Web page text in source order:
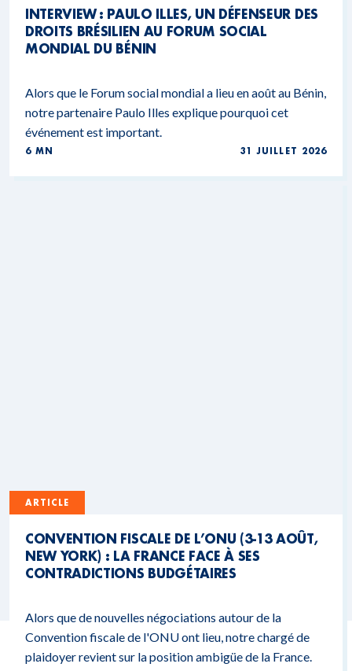
INTERVIEW : PAULO ILLES, UN DÉFENSEUR DES
DROITS BRÉSILIEN AU FORUM SOCIAL
MONDIAL DU BÉNIN
Alors que le Forum social mondial a lieu en août au Bénin,
notre partenaire Paulo Illes explique pourquoi cet
événement est important.
6 MN 31 JUILLET 2026
ARTICLE
CONVENTION FISCALE DE L’ONU (3-13 AOÛT,
NEW YORK) : LA FRANCE FACE À SES
CONTRADICTIONS BUDGÉTAIRES
Alors que de nouvelles négociations autour de la
Convention fiscale de l'ONU ont lieu, notre chargé de
plaidoyer revient sur la position ambigüe de la France.